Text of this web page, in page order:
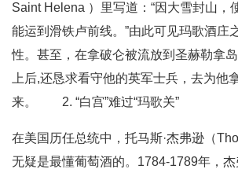
Saint Helena ）里写道：“因大雪封山，
能运到滑铁卢前线。”由此可见玛歌酒庄
性。甚至，在拿破仑被流放到圣赫勒拿
上后,还恳求看守他的英军士兵，去为他
来。 2. “白宫”难过“玛歌关”
在美国历任总统中，托马斯·杰弗逊（
无疑是最懂葡萄酒的。1784-1789年，